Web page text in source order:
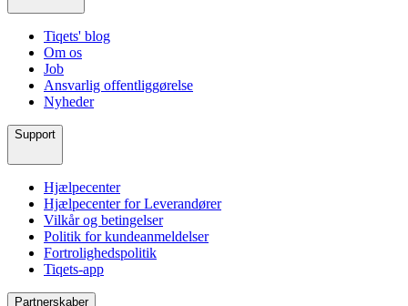
Tiqets' blog
Om os
Job
Ansvarlig offentliggørelse
Nyheder
Support
Hjælpecenter
Hjælpecenter for Leverandører
Vilkår og betingelser
Politik for kundeanmeldelser
Fortrolighedspolitik
Tiqets-app
Partnerskaber